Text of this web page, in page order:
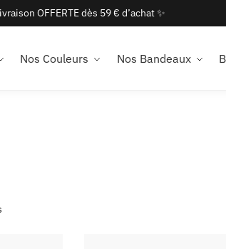
OFFERTE dès 59 € d’achat ✨
Nos Couleurs Nos Bandeaux